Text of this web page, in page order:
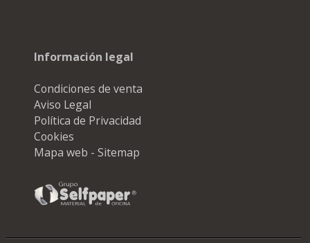
Información legal
Condiciones de venta
Aviso Legal
Política de Privacidad
Cookies
Mapa web - Sitemap